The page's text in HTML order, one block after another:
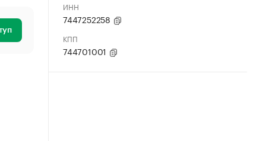
ИНН
7447252258
КПП
744701001